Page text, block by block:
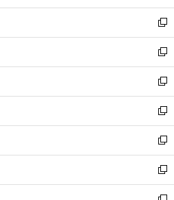
開
く
ウ
で
開
く
ン
ド
ウ
で
開
く
ウ
ィ
ン
ド
ウ
で
開
く
新
し
い
ウ
ィ
ン
ド
ウ
で
開
く
新
し
い
ウ
ィ
ン
ド
ウ
で
開
新
し
い
ウ
ィ
ン
ド
ウ
新
し
い
ウ
ィ
ン
新
し
い
ウ
新
し